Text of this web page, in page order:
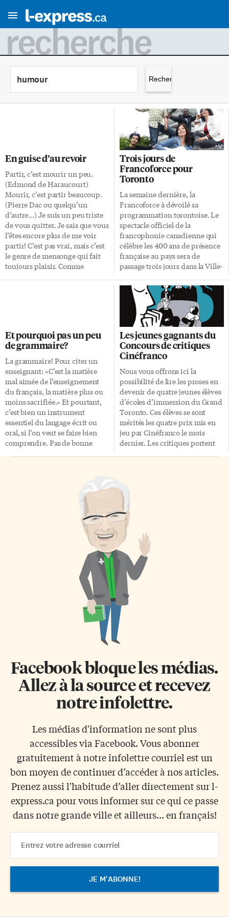
recherche
En guise d’au revoir
Partir, c’est mourir un peu.
(Edmond de Haraucourt)
Mourir, c’est partir beaucoup.
(Pierre Dac ou quelqu’un
d’autre…) Je suis un peu triste
de vous quitter. Je sais que vous
l’êtes encore plus de me voir
partir! C’est pas vrai, mais c’est
le genre de mensonge qui fait
toujours plaisir. Comme
quand on se rencontre dans un
des hauts lieux de la culture
française. J’adore quand
Nathalie Prézeau me parle […]
Trois jours de
Francoforce pour
Toronto
La semaine dernière, la
Francoforce à dévoilé sa
programmation torontoise. Le
spectacle officiel de la
francophonie canadienne qui
célèbre les 400 ans de présence
française au pays sera de
passage trois jours dans la Ville-
au total une dizaine de
manifestations. Toutes
prendront place sous le
Francodôme, une structure
portative de 22 mètres de
diamètre qui sera installée au
Nathan Phillips Square en face
de l’Hôtel de Ville. Le vendredi
4 juillet, la programmation
débutera par Libérés sur parole,
présenté à 11h et à 14h. Une
pièce de théâtre laissant libre
cours à l’imagination de ses […]
Et pourquoi pas un peu
de grammaire?
La grammaire! Pour citer un
enseignant: «C’est la matière
mal aimée de l’enseignement
du français, la matière plus ou
moins sacrifiée.» Et pourtant,
c’est bien un instrument
essentiel du langage écrit ou
oral, si l’on veut se faire bien
comprendre. Pas de bonne
l’on ne sait pas communiquer
avec clarté, même pour se servir
d’Internet. Mais comment
intéresser les jeunes apprenants
grammaire souvent présentée
comme un ensemble de règles à
romancier, Patrick Rambaud,
prix Goncourt, s’est penché sur
Les jeunes gagnants du
Concours de critiques
Cinéfranco
Nous vous offrons ici la
possibilité de lire les proses en
devenir de quatre jeunes élèves
d’écoles d’immersion du Grand
Toronto. Ces élèves se sont
mérités les quatre prix mis en
jeu par Cinéfranco le mois
dernier. Les critiques portent
d’Auber, de Thomas Gilou. La
réalité dépasse l’animation? Le
film que j’ai vu aujourd’hui
était Persepolis. Ce film
d’animation de 2007 a été
dirigé et écrit par Vincent
Paronnaud et Marjane Satrapi.
Dans le film, Marji est jouée par
la voix de […]
Facebook bloque les médias.
Allez à la source et recevez
notre infolettre.
Les médias d'information ne sont plus
accessibles via Facebook. Vous abonner
gratuitement à notre infolettre courriel est un
bon moyen de continuer d’accéder à nos articles.
Prenez aussi l'habitude d’aller directement sur l-
express.ca pour vous informer sur ce qui ce passe
dans notre grande ville et ailleurs... en français!
Address